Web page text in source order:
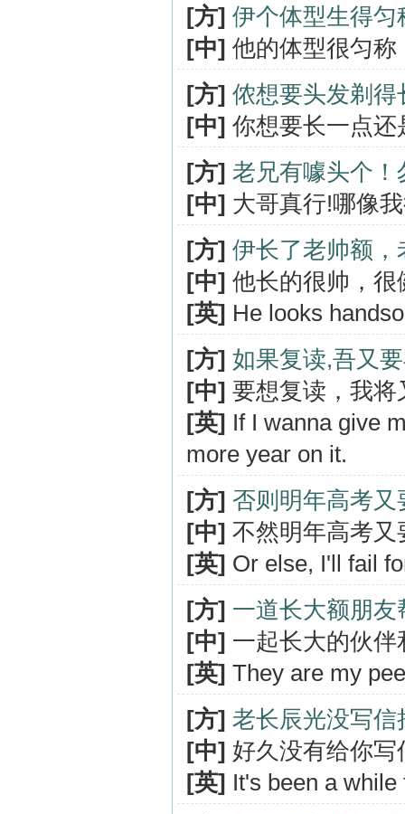
[方] 伊个体型生得
[中] 他的体型很匀
[方] 侬想要头发剃
[中] 你想要长一点还
[方] 老兄有噱头个
[中] 大哥真行!哪像
[方] 伊长了老帅额，
[中] 他长的很帅，很
[英] He looks
[方] 如果复读,吾又
[中] 要想复读，我
[英] If I wanna give
more year on it.
[方] 否则明年高考又
[中] 不然明年高考又
[英] Or else, I'll fail
[方] 一道长大额朋
[中] 一起长大的伙
[英] They are my
[方] 老长辰光没写信
[中] 好久没有给你写
[英] It's been a